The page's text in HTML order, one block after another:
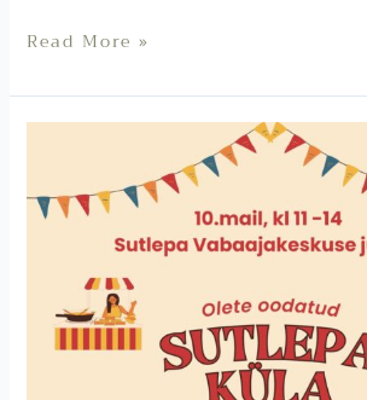
Read More »
laat